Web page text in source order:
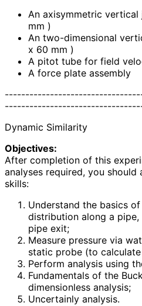
An axisymmetric
mm )
An two-dimensional
x 60 mm )
A pitot tube for field
A force plate assembly
Dynamic Similarity
Objectives:
After completion of this
analyses required, you
skills:
Understand the basics
distribution along a
pipe exit;
Measure pressure via
static probe (to
Perform analysis using
Fundamentals of the
dimensionless analysis;
Uncertainly analysis.